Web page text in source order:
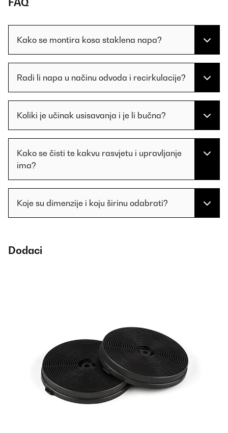
FAQ
Kako se montira kosa staklena napa?
Radi li napa u načinu odvoda i recirkulacije?
Koliki je učinak usisavanja i je li bučna?
Kako se čisti te kakvu rasvjetu i upravljanje
ima?
Koje su dimenzije i koju širinu odabrati?
Dodaci